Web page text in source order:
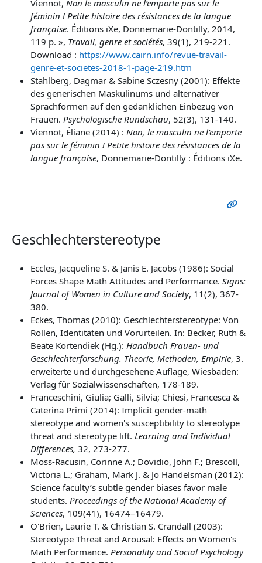
Viennot, Non le masculin ne l’emporte pas sur le
féminin ! Petite histoire des résistances de la langue
française. Éditions iXe, Donnemarie-Dontilly, 2014,
119 p. », Travail, genre et sociétés, 39(1), 219-221.
Download : https://www.cairn.info/revue-travail-
genre-et-societes-2018-1-page-219.htm
Stahlberg, Dagmar & Sabine Sczesny (2001): Effekte
des generischen Maskulinums und alternativer
Sprachformen auf den gedanklichen Einbezug von
Frauen. Psychologische Rundschau, 52(3), 131-140.
Viennot, Éliane (2014) : Non, le masculin ne l’emporte
pas sur le féminin ! Petite histoire des résistances de la
langue française, Donnemarie-Dontilly : Éditions iXe.
Geschlechterstereotype
Eccles, Jacqueline S. & Janis E. Jacobs (1986): Social
Forces Shape Math Attitudes and Performance. Signs:
Journal of Women in Culture and Society, 11(2), 367-
380.
Eckes, Thomas (2010): Geschlechterstereotype: Von
Rollen, Identitäten und Vorurteilen. In: Becker, Ruth &
Beate Kortendiek (Hg.): Handbuch Frauen- und
Geschlechterforschung. Theorie, Methoden, Empirie, 3.
erweiterte und durchgesehene Auflage, Wiesbaden:
Verlag für Sozialwissenschaften, 178-189.
Franceschini, Giulia; Galli, Silvia; Chiesi, Francesca &
Caterina Primi (2014): Implicit gender-math
stereotype and women's susceptibility to stereotype
threat and stereotype lift. Learning and Individual
Differences, 32, 273-277.
Moss-Racusin, Corinne A.; Dovidio, John F.; Brescoll,
Victoria L.; Graham, Mark J. & Jo Handelsman (2012):
Science faculty’s subtle gender biases favor male
students. Proceedings of the National Academy of
Sciences, 109(41), 16474–16479.
O'Brien, Laurie T. & Christian S. Crandall (2003):
Stereotype Threat and Arousal: Effects on Women's
Math Performance. Personality and Social Psychology